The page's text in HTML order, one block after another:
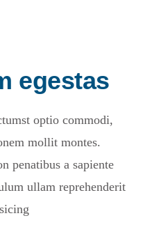
egestas
optio commodi,
mollit montes.
penatibus a sapiente
ullam reprehenderit